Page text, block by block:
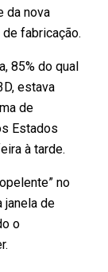
da nova
fabricação.
85% do qual
estava
de
Estados
à tarde.
no
janela de
o